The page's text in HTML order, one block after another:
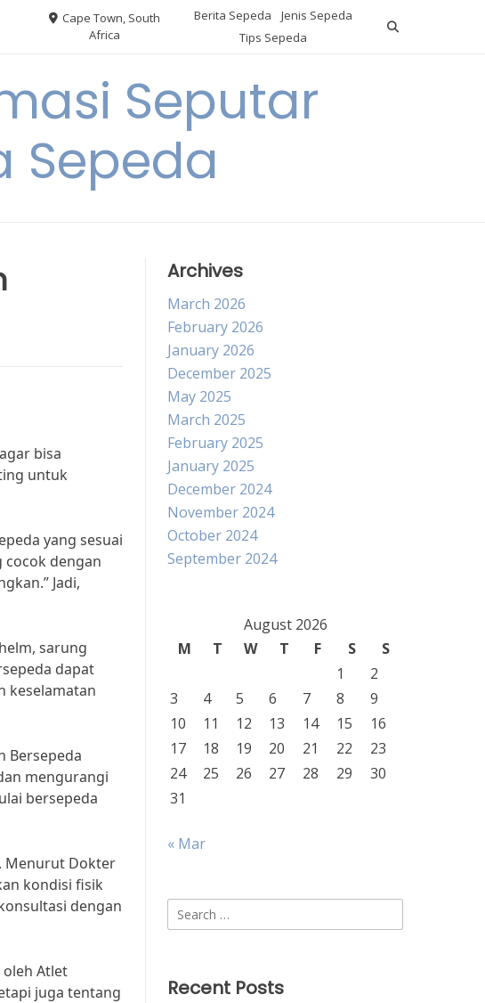
Cape Town, South
Africa
Berita Sepeda
Jenis Sepeda
Tips Sepeda
Seputar
Sepeda
bisa
untuk
yang sesuai
cocok dengan
Jadi,
sarung
dapat
keselamatan
Bersepeda
mengurangi
bersepeda
Menurut Dokter
kondisi fisik
dengan
Atlet
juga tentang
Archives
March 2026
February 2026
January 2026
December 2025
May 2025
March 2025
February 2025
January 2025
December 2024
November 2024
October 2024
September 2024
August 2026
M
T W T F S
S
1
2
3
4 5 6 7 8
9
10
11 12 13 14 15
16
17
18 19 20 21 22
23
24
25 26 27 28 29
30
31
« Mar
Search
for:
Recent Posts